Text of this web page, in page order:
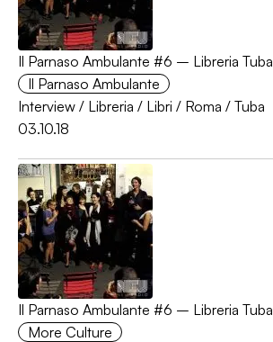
Il Parnaso Ambulante #6 – Libreria Tuba
Il Parnaso Ambulante
Interview / Libreria / Libri / Roma / Tuba
03.10.18
Il Parnaso Ambulante #6 – Libreria Tuba
More Culture